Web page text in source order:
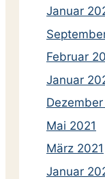
Januar
Februar
Januar
Dezember
Mai 2021
März 2021
Januar